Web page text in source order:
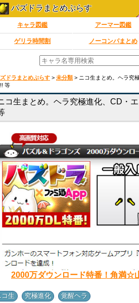
パズドラまとめぷらす
キャラ図鑑 アーマー図鑑
ゲリラ時間割 ノーコンパまとめ
ドラまとめぷらす > 未分類 > ニコ生まとめ。ヘラ究
等
コ生まとめ。ヘラ究極進化、CD・
2000万ダウンロード特番！角満☆
コ生 究極進化 覚醒ヘラ